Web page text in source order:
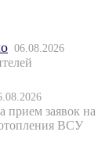
06.08.2026
прием заявок на
ВСУ